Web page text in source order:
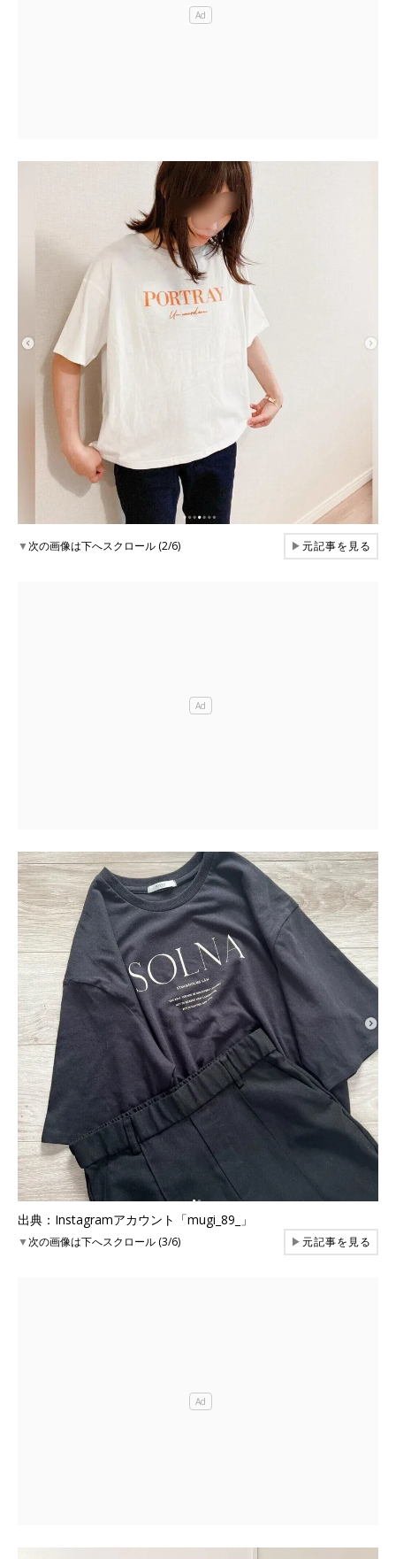
▼次の画像は下へスクロール (2/6) ▶元記事を見る
出典：Instagramアカウント「mugi_89_」
▼次の画像は下へスクロール (3/6) ▶元記事を見る